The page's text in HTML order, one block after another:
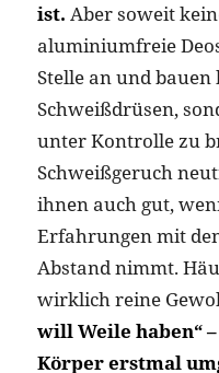
ist. Aber soweit
aluminiumfreie
Stelle an und
Schweißdrüsen,
unter Kontrolle zu
Schweißgeruch
ihnenauch gut,
Erfahrungen mit
Abstand nimmt.
wirklich reine
will Weile haben“
Körper erstmal